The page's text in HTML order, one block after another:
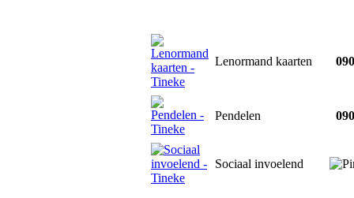
Lenormand kaarten
Pendelen
Sociaal invoelend